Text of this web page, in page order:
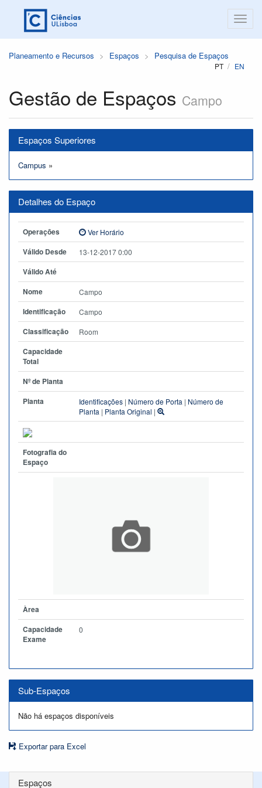
Planeamento e Recursos Espaços Pesquisa de Espaços
PT EN
Gestão de Espaços Campo
Espaços Superiores
Campus »
Detalhes do Espaço
Operações Ver Horário
Válido Desde 13-12-2017 0:00
Válido Até
Nome
Campo
Identificação Campo
Classificação Room
Capacidade
Total
Nº de Planta
Planta
Identificações | Número de Porta | Número de
Planta | Planta Original |
Fotografia do
Espaço
Àrea
Capacidade
Exame
0
Sub-Espaços
Não há espaços disponíveis
Exportar para Excel
Espaços